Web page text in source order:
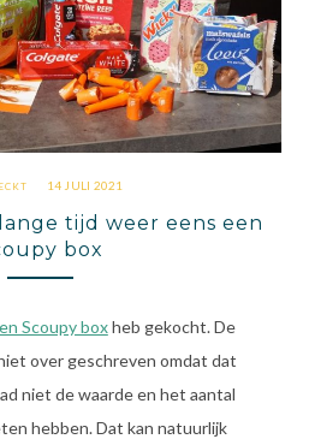
14 JULI 2021
tijd weer eens een
box
Scoupy boxheb gekocht. De
over geschreven omdat dat
niet de waarde en het aantal
hebben. Dat kan natuurlijk